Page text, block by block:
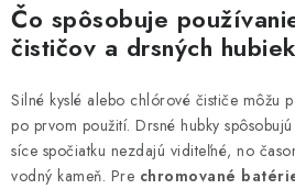
Čo spôsobuje
čističov a drsných
Silné kyslé alebo chlórové čističe môžu
po prvom použití. Drsné hubky
síce spočiatku nezdajú viditeľné, no
vodný kameň. Pre chromované